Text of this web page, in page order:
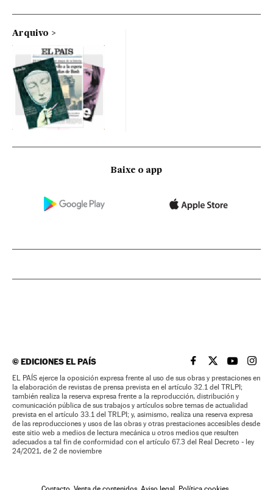
Arquivo
Baixe o app
©EDICIONES EL PAÍS EL PAÍS BRASIL EN
EL PAÍSEL PAÍS
EL
EL PAÍS ejerce la oposición expresa frente al uso de sus obras y prestaciones en
la elaboración de revistas de prensa prevista en el artículo 32.1 del TRLPI;
también realiza la reserva expresa frente a la reproducción, distribución y
comunicación pública de sus trabajos y artículos sobre temas de actualidad
prevista en el artículo 33.1 del TRLPI; y, asimismo, realiza una reserva expresa
de las reproducciones y usos de las obras y otras prestaciones accesibles desde
este sitio web a medios de lectura mecánica u otros medios que resulten
adecuados a tal fin de conformidad con el artículo 67.3 del Real Decreto - ley
24/2021, de 2 de noviembre